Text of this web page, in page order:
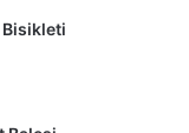
Bisikleti